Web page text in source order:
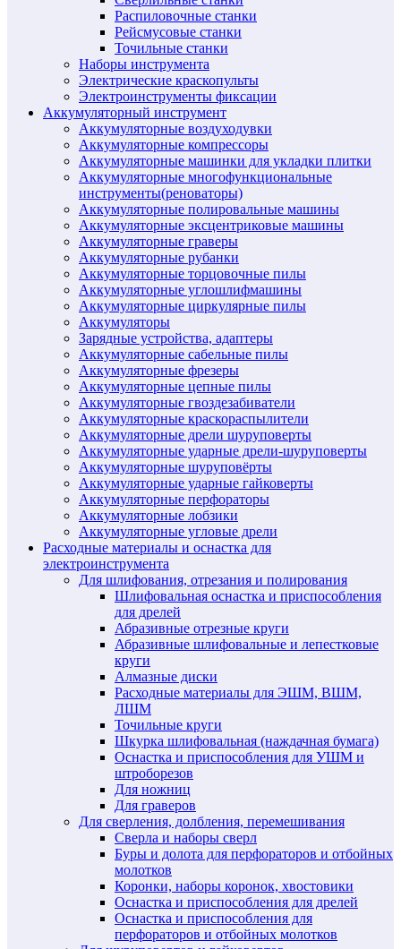
Распиловочные станки
Рейсмусовые станки
Точильные станки
Наборы инструмента
Электрические краскопульты
Электроинструменты фиксации
Аккумуляторный инструмент
Аккумуляторные воздуходувки
Аккумуляторные компрессоры
Аккумуляторные машинки для укладки плитки
Аккумуляторные многофункциональные
инструменты(реноваторы)
Аккумуляторные полировальные машины
Аккумуляторные эксцентриковые машины
Аккумуляторные граверы
Аккумуляторные рубанки
Аккумуляторные торцовочные пилы
Аккумуляторные углошлифмашины
Аккумуляторные циркулярные пилы
Аккумуляторы
Зарядные устройства, адаптеры
Аккумуляторные сабельные пилы
Аккумуляторные фрезеры
Аккумуляторные цепные пилы
Аккумуляторные гвоздезабиватели
Аккумуляторные краскораспылители
Аккумуляторные дрели шуруповерты
Аккумуляторные ударные дрели-шуруповерты
Аккумуляторные шуруповёрты
Аккумуляторные ударные гайковерты
Аккумуляторные перфораторы
Аккумуляторные лобзики
Аккумуляторные угловые дрели
Расходные материалы и оснастка для
электроинструмента
Для шлифования, отрезания и полирования
Шлифовальная оснастка и приспособления
для дрелей
Абразивные отрезные круги
Абразивные шлифовальные и лепестковые
круги
Алмазные диски
Расходные материалы для ЭШМ, ВШМ,
ЛШМ
Точильные круги
Шкурка шлифовальная (наждачная бумага)
Оснастка и приспособления для УШМ и
штроборезов
Для ножниц
Для граверов
Для сверления, долбления, перемешивания
Сверла и наборы сверл
Буры и долота для перфораторов и отбойных
молотков
Коронки, наборы коронок, хвостовики
Оснастка и приспособления для дрелей
Оснастка и приспособления для
перфораторов и отбойных молотков